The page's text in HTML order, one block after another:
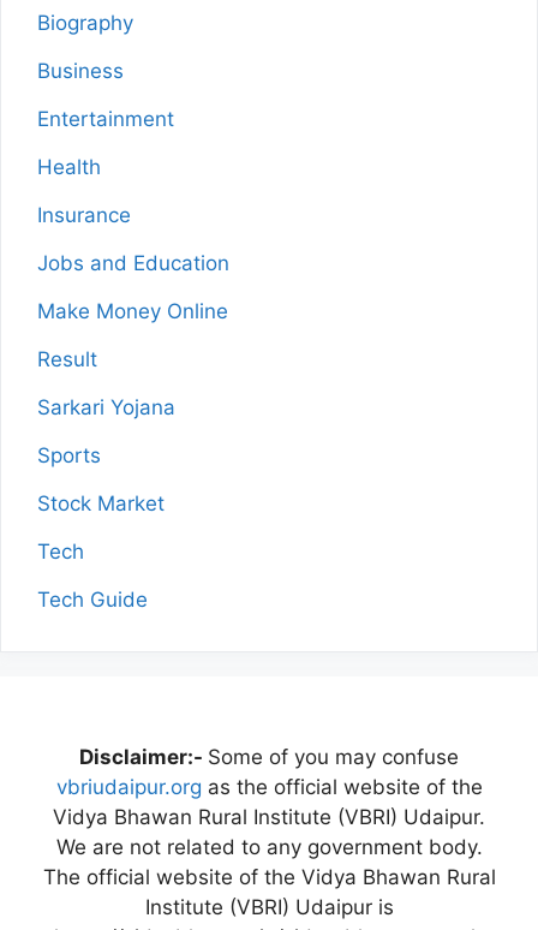
Biography
Business
Entertainment
Health
Insurance
Jobs and Education
Make Money Online
Result
Sarkari Yojana
Sports
Stock Market
Tech
Tech Guide
Disclaimer:- Some of you may confuse
vbriudaipur.org as the official website of the
Vidya Bhawan Rural Institute (VBRI) Udaipur.
We are not related to any government body.
The official website of the Vidya Bhawan Rural
Institute (VBRI) Udaipur is